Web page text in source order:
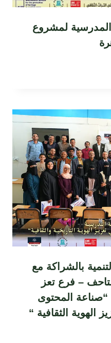
المدرسية لمشروع
بالشراكة مع
– فرع تعز
“صناعة المحتوى
الهوية الثقافية “